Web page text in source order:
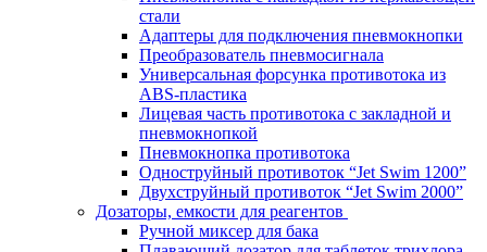
стали
Адаптеры для подключения пневмокнопки
Преобразователь пневмосигнала
Универсальная форсунка противотока из
ABS-пластика
Лицевая часть противотока с закладной и
пневмокнопкой
Пневмокнопка противотока
Одноструйный противоток “Jet Swim 1200”
Двухструйный противоток “Jet Swim 2000”
Дозаторы, емкости для реагентов
Ручной миксер для бака